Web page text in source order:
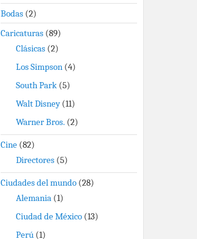
Bodas (2)
Caricaturas (89)
Clásicas (2)
Los Simpson (4)
South Park (5)
Walt Disney(11)
Warner Bros. (2)
Cine (82)
Directores (5)
Ciudades del mundo (28)
Alemania (1)
Ciudad de México (13)
Perú (1)